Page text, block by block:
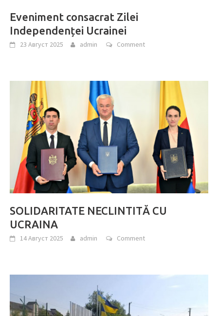
Eveniment consacrat Zilei
Independenței Ucrainei
23 Август 2025 admin Comment
SOLIDARITATE NECLINTITĂ CU
UCRAINA
14 Август 2025 admin Comment